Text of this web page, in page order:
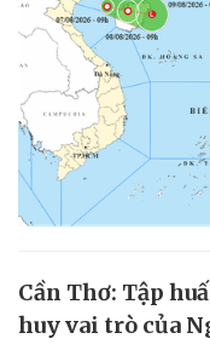
Cần Thơ: Tập
huy vai trò của